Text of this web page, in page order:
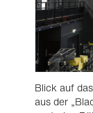
Blick auf
aus der